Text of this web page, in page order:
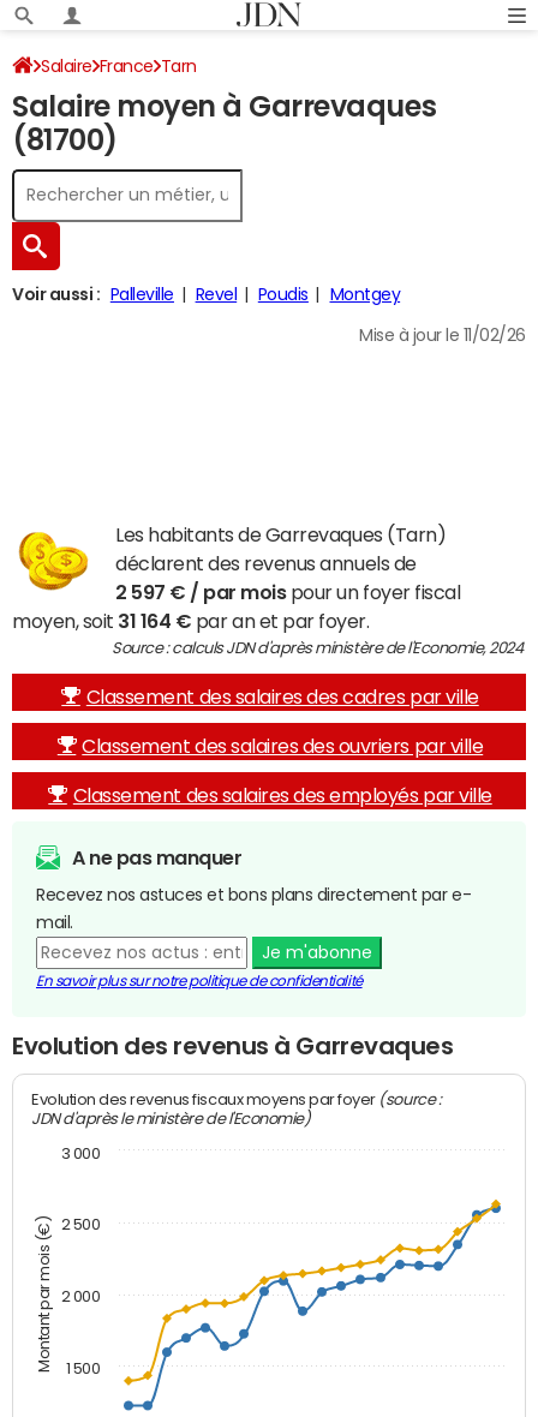
Salaire France Tarn
Salaire moyen à Garrevaques
(81700)
Voir aussi : Palleville Revel Poudis Montgey
Mise à jour le 11/02/26
Les habitants de Garrevaques (Tarn)
déclarent des revenus annuels de
2 597 € / par moispour un foyer fiscal
moyen, soit 31 164 € par an et par foyer.
Source : calculs JDN d'après ministère de l'Economie, 2024
Classement des salaires des cadres par ville
Classement des salaires des ouvriers par ville
Classement des salaires des employés par ville
A ne pas manquer
Recevez nos astuces et bons plans directement par e-
mail.
Je m'abonne
En savoir plus sur notre politique de confidentialité
Evolution des revenus à Garrevaques
Montant par mois (€)
Evolution des revenus fiscaux moyens par foyer (source :
JDN d'après le ministère de l'Economie)
1 500
2 000
2 500
3 000